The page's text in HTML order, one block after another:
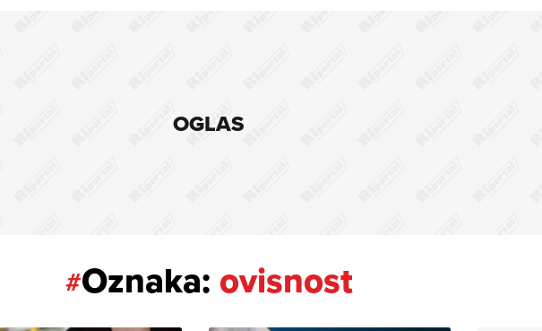
OGLAS
#Oznaka: ovisnost